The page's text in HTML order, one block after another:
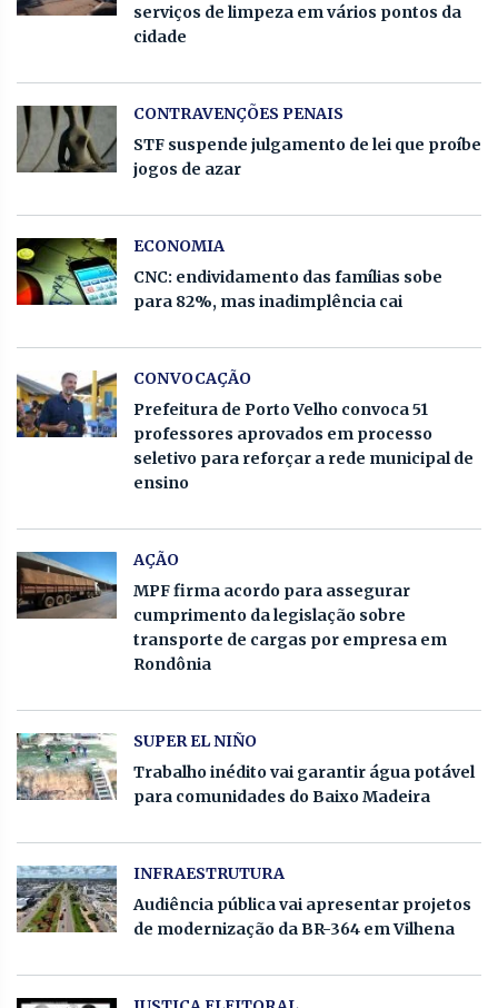
serviços de limpeza em vários pontos da
cidade
CONTRAVENÇÕES PENAIS
STF suspende julgamento de lei que proíbe
jogos de azar
ECONOMIA
CNC: endividamento das famílias sobe
para 82%, mas inadimplência cai
CONVOCAÇÃO
Prefeitura de Porto Velho convoca 51
professores aprovados em processo
seletivo para reforçar a rede municipal de
ensino
AÇÃO
MPF firma acordo para assegurar
cumprimento da legislação sobre
transporte de cargas por empresa em
Rondônia
SUPER EL NIÑO
Trabalho inédito vai garantir água potável
para comunidades do Baixo Madeira
INFRAESTRUTURA
Audiência pública vai apresentar projetos
de modernização da BR-364 em Vilhena